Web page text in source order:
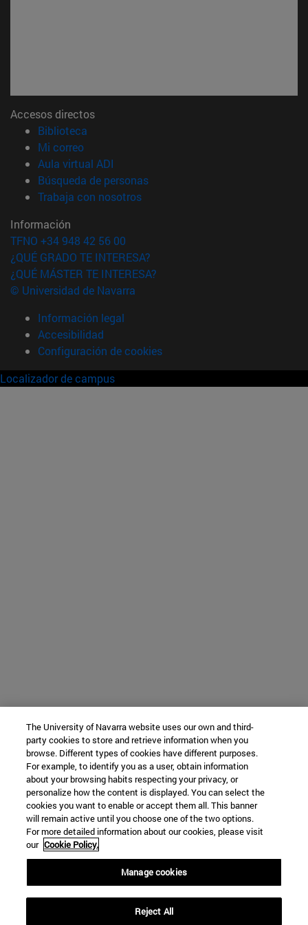
Accesos directos
Biblioteca
Mi correo(abre en nueva ventana)
Aula virtual ADI
Búsqueda de personas(abre en nueva ventana)
Trabaja con nosotros(abre en nueva ventana)
Información
TFNO +34 948 42 56 00
¿QUÉ GRADO TE INTERESA?
¿QUÉ MÁSTER TE INTERESA?
© Universidad de Navarra
Información legal
Accesibilidad
Configuración de cookies
Localizador de campus
The University of Navarra website uses our own and third-
party cookies to store and retrieve information when you
browse. Different types of cookies have different purposes.
For example, to identify you as a user, obtain information
about your browsing habits respecting your privacy, or
personalize how the content is displayed. You can select the
cookies you want to enable or accept them all. This banner
will remain active until you choose one of the two options.
For more detailed information about our cookies, please visit
our Cookie Policy.
Manage cookies
Reject All